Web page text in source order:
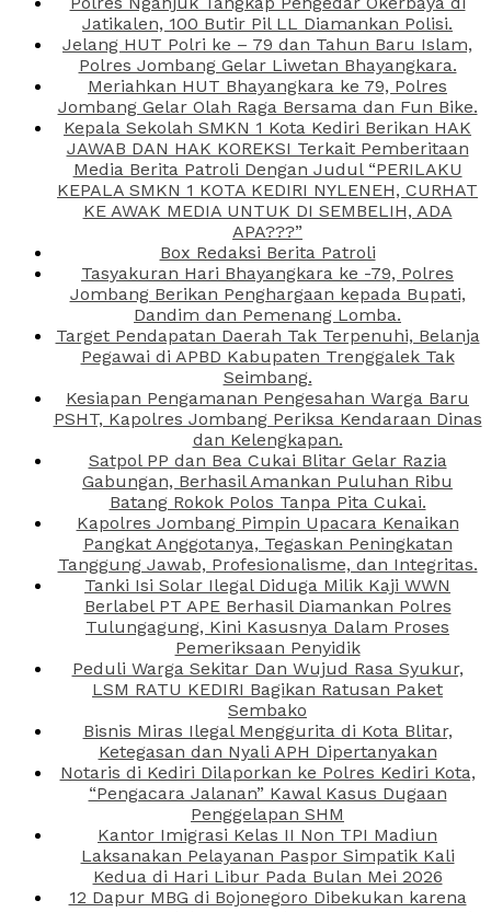
Jatikalen, 100 Butir Pil LL Diamankan Polisi.
Jelang HUT Polri ke – 79 dan Tahun Baru Islam,
Polres Jombang Gelar Liwetan Bhayangkara.
Meriahkan HUT Bhayangkara ke 79, Polres
Jombang Gelar Olah Raga Bersama dan Fun Bike.
Kepala Sekolah SMKN 1 Kota Kediri Berikan HAK
JAWAB DAN HAK KOREKSI Terkait Pemberitaan
Media Berita Patroli Dengan Judul “PERILAKU
KEPALA SMKN 1 KOTA KEDIRI NYLENEH, CURHAT
KE AWAK MEDIA UNTUK DI SEMBELIH, ADA
APA???”
Box Redaksi Berita Patroli
Tasyakuran Hari Bhayangkara ke -79, Polres
Jombang Berikan Penghargaan kepada Bupati,
Dandim dan Pemenang Lomba.
Target Pendapatan Daerah Tak Terpenuhi, Belanja
Pegawai di APBD Kabupaten Trenggalek Tak
Seimbang.
Kesiapan Pengamanan Pengesahan Warga Baru
PSHT, Kapolres Jombang Periksa Kendaraan Dinas
dan Kelengkapan.
Satpol PP dan Bea Cukai Blitar Gelar Razia
Gabungan, Berhasil Amankan Puluhan Ribu
Batang Rokok Polos Tanpa Pita Cukai.
Kapolres Jombang Pimpin Upacara Kenaikan
Pangkat Anggotanya, Tegaskan Peningkatan
Tanggung Jawab, Profesionalisme, dan Integritas.
Tanki Isi Solar Ilegal Diduga Milik Kaji WWN
Berlabel PT APE Berhasil Diamankan Polres
Tulungagung, Kini Kasusnya Dalam Proses
Pemeriksaan Penyidik
Peduli Warga Sekitar Dan Wujud Rasa Syukur,
LSM RATU KEDIRI Bagikan Ratusan Paket
Sembako
Bisnis Miras Ilegal Menggurita di Kota Blitar,
Ketegasan dan Nyali APH Dipertanyakan
Notaris di Kediri Dilaporkan ke Polres Kediri Kota,
“Pengacara Jalanan” Kawal Kasus Dugaan
Penggelapan SHM
Kantor Imigrasi Kelas II Non TPI Madiun
Laksanakan Pelayanan Paspor Simpatik Kali
Kedua di Hari Libur Pada Bulan Mei 2026
12 Dapur MBG di Bojonegoro Dibekukan karena